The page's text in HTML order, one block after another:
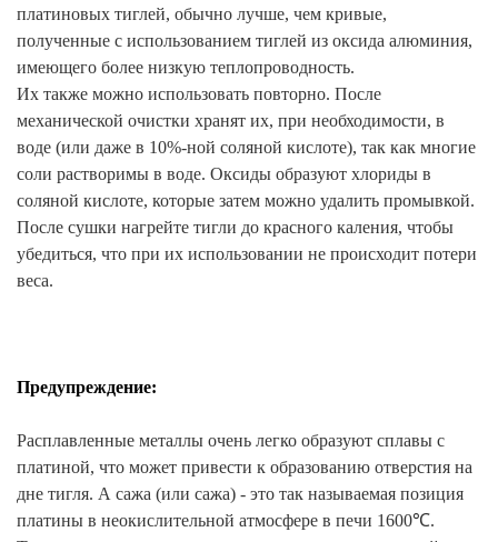
платиновых тиглей, обычно лучше, чем кривые,
полученные с использованием тиглей из оксида алюминия,
имеющего более низкую теплопроводность.
Их также можно использовать повторно. После
механической очистки хранят их, при необходимости, в
воде (или даже в 10%-ной соляной кислоте), так как многие
соли растворимы в воде. Оксиды образуют хлориды в
соляной кислоте, которые затем можно удалить промывкой.
После сушки нагрейте тигли до красного каления, чтобы
убедиться, что при их использовании не происходит потери
веса.
Предупреждение:
Расплавленные металлы очень легко образуют сплавы с
платиной, что может привести к образованию отверстия на
дне тигля. А сажа (или сажа) - это так называемая позиция
платины в неокислительной атмосфере в печи 1600℃.